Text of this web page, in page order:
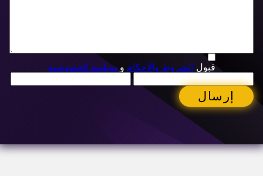
قبول الشروط والأحكام وسياسة الخصوصية
إرسال